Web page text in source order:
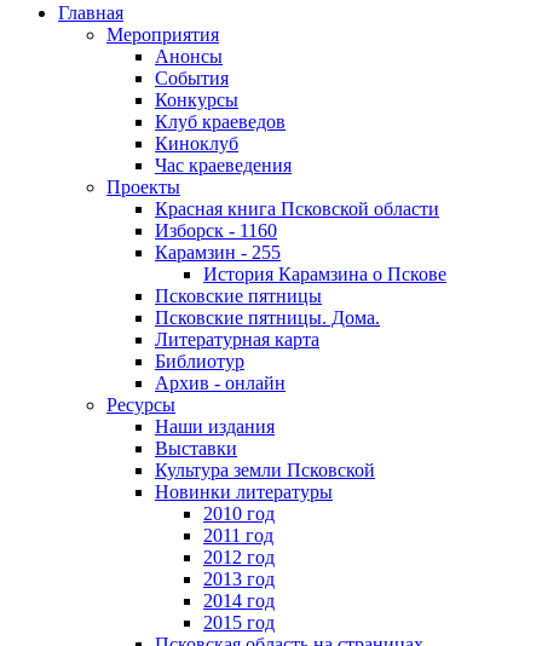
Главная
Мероприятия
Анонсы
События
Конкурсы
Клуб краеведов
Киноклуб
Час краеведения
Проекты
Красная книга Псковской области
Изборск - 1160
Карамзин - 255
История Карамзина о Пскове
Псковские пятницы
Псковские пятницы. Дома.
Литературная карта
Библиотур
Архив - онлайн
Ресурсы
Наши издания
Выставки
Культура земли Псковской
Новинки литературы
2010 год
2011 год
2012 год
2013 год
2014 год
2015 год